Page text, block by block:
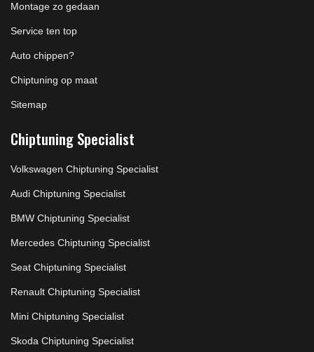
Montage zo gedaan
Service ten top
Auto chippen?
Chiptuning op maat
Sitemap
Chiptuning Specialist
Volkswagen Chiptuning Specialist
Audi Chiptuning Specialist
BMW Chiptuning Specialist
Mercedes Chiptuning Specialist
Seat Chiptuning Specialist
Renault Chiptuning Specialist
Mini Chiptuning Specialist
Skoda Chiptuning Specialist